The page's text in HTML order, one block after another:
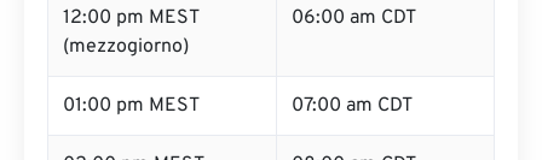
12:00 pm MEST
(mezzogiorno)
06:00 am CDT
01:00 pm MEST 07:00 am CDT